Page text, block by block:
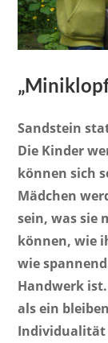
Sandstein
Die Kinder
können sich
Mädchen
sein, was sie
können, wie
wie
Handwerk
als ein
Individualität